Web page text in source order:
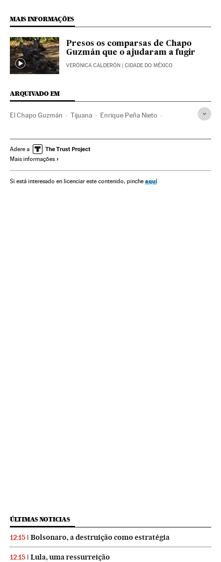
MAIS INFORMAÇÕES
Presos os comparsas de Chapo
Guzmán que o ajudaram a fugir
VERÓNICA CALDERÓN | CIDADE DO MÉXICO
ARQUIVADO EM
El Chapo Guzmán Tijuana Enrique Peña Nieto
Narcotraficantes Cartéis mexicanos
Crime organizado
Delitos contra saúde pública Delitos Justiça
Adere a
Mais informações
Si está interesado en licenciar este contenido, pinche aquí
ÚLTIMAS NOTICIAS
12:15 Bolsonaro, a destruição como estratégia
12:15 Lula, uma ressurreição